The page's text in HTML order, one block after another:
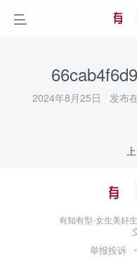
2024年8月25日 发布
有知有型-女生美好
举报投诉